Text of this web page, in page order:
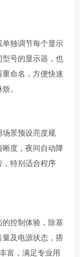
独调节每个显示
号的显示器，也
命名，方便快速
。
景预设亮度规
度，夜间自动降
特别适合程序
控制体验，除基
及电源状态，搭
富，满足专业用